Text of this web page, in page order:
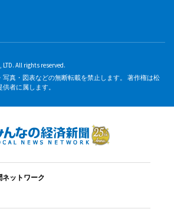
LTD. All rights reserved.
真・図表などの無断転載を禁止します。 著作権は松
者に属します。
ットワーク